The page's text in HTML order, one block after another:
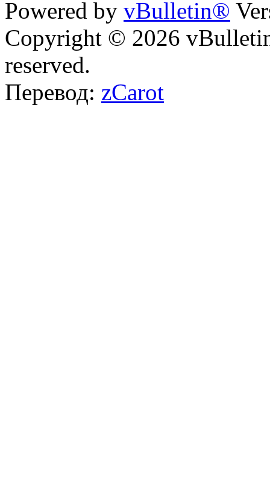
Powered by vBulletin®
Copyright © 2026
reserved.
Перевод: zCarot